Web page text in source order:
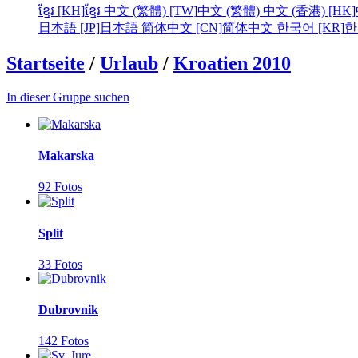
ខ្មែរ [KH]ខ្មែរ 中文 (繁體) [TW]中文 (繁體) 中文 (香港) [HK]
日本語 [JP]日本語 简体中文 [CN]简体中文 한국어 [KR]
Startseite / Urlaub / Kroatien 2010
In dieser Gruppe suchen
Makarska
92 Fotos
Split
33 Fotos
Dubrovnik
142 Fotos